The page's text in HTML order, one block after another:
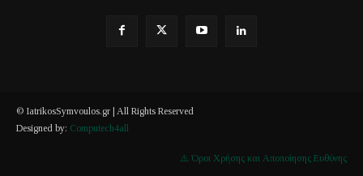
© IatrikosSymvoulos.gr | All Rights Reserved
Designed by: Computech4all
⚠️ Όροι Χρήσης και Αποποίησης Ευθύνης